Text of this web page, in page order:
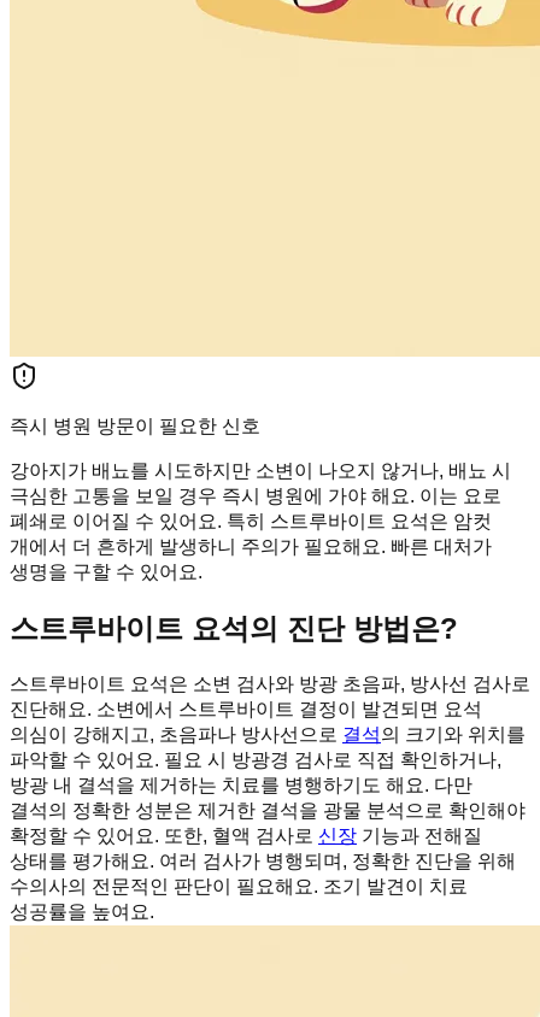
즉시 병원 방문이 필요한 신호
강아지가 배뇨를 시도하지만 소변이 나오지 않거나, 배뇨 시
극심한 고통을 보일 경우 즉시 병원에 가야 해요. 이는 요로
폐쇄로 이어질 수 있어요. 특히 스트루바이트 요석은 암컷
개에서 더 흔하게 발생하니 주의가 필요해요. 빠른 대처가
생명을 구할 수 있어요.
스트루바이트 요석의 진단 방법은?
스트루바이트 요석은 소변 검사와 방광 초음파, 방사선 검사로
진단해요. 소변에서 스트루바이트 결정이 발견되면 요석
의심이 강해지고, 초음파나 방사선으로 결석의 크기와 위치를
파악할 수 있어요. 필요 시 방광경 검사로 직접 확인하거나,
방광 내 결석을 제거하는 치료를 병행하기도 해요. 다만
결석의 정확한 성분은 제거한 결석을 광물 분석으로 확인해야
확정할 수 있어요. 또한, 혈액 검사로 신장 기능과 전해질
상태를 평가해요. 여러 검사가 병행되며, 정확한 진단을 위해
수의사의 전문적인 판단이 필요해요. 조기 발견이 치료
성공률을 높여요.